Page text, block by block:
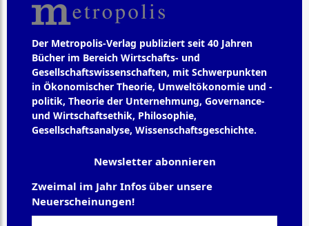
Der Metropolis-Verlag publiziert seit 40 Jahren
Bücher im Bereich Wirtschafts- und
Gesellschaftswissenschaften, mit Schwerpunkten
in Ökonomischer Theorie, Umweltökonomie und -
politik, Theorie der Unternehmung, Governance-
und Wirtschaftsethik, Philosophie,
Gesellschaftsanalyse, Wissenschaftsgeschichte.
Newsletter abonnieren
Zweimal im Jahr Infos über unsere
Neuerscheinungen!